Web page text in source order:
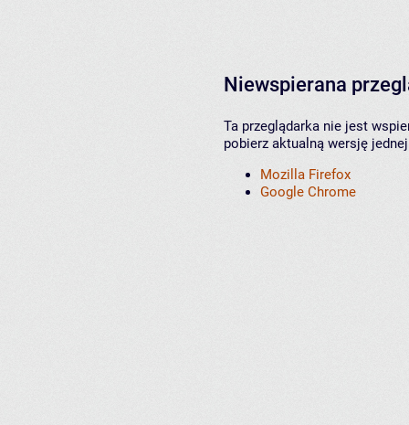
Niewspierana
Ta przeglądarka nie jest
pobierz aktualną wersję
Mozilla Firefox
Google Chrome